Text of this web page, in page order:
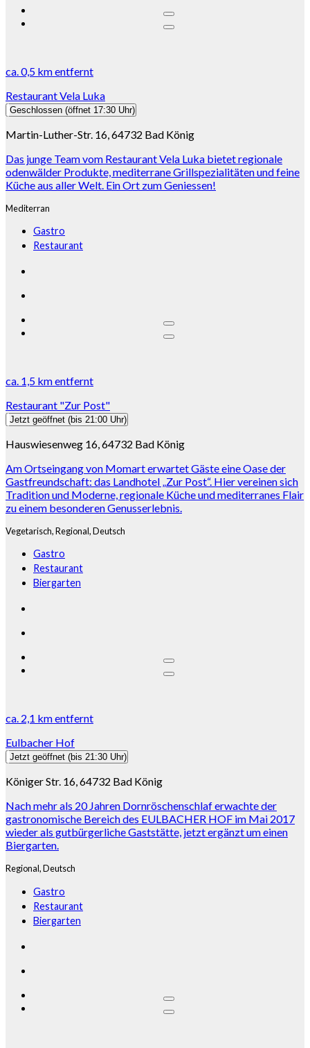
ca. 0,5 kmentfernt
Restaurant Vela Luka
Geschlossen (öffnet 17:30 Uhr)
Martin-Luther-Str. 16, 64732 Bad König
Das junge Team vom Restaurant Vela Luka bietet regionale
odenwälder Produkte, mediterrane Grillspezialitäten und feine
Küche aus aller Welt. Ein Ort zum Geniessen!
Mediterran
Gastro
Restaurant
ca. 1,5 kmentfernt
Restaurant "Zur Post"
Jetzt geöffnet (bis 21:00 Uhr)
Hauswiesenweg 16, 64732 Bad König
Am Ortseingang von Momart erwartet Gäste eine Oase der
Gastfreundschaft: das Landhotel „Zur Post“. Hier vereinen sich
Tradition und Moderne, regionale Küche und mediterranes Flair
zu einem besonderen Genusserlebnis.
Vegetarisch,Regional,Deutsch
Gastro
Restaurant
Biergarten
ca. 2,1 kmentfernt
Eulbacher Hof
Jetzt geöffnet (bis 21:30 Uhr)
Königer Str. 16, 64732 Bad König
Nach mehr als 20 Jahren Dornröschenschlaf erwachte der
gastronomische Bereich des EULBACHER HOF im Mai 2017
wieder als gutbürgerliche Gaststätte, jetzt ergänzt um einen
Biergarten.
Regional,Deutsch
Gastro
Restaurant
Biergarten